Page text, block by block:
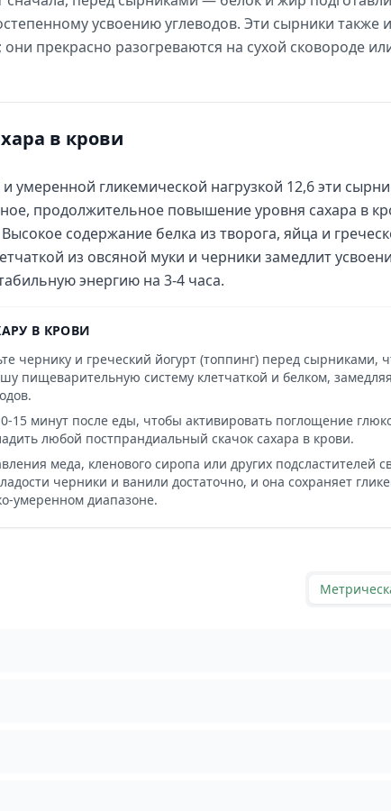
усвоению углеводов. Эти сырники также
прекрасно разогреваются на сухой сковороде
в крови
умеренной гликемической нагрузкой 12,6 эти
продолжительное повышение уровня сахара в
содержание белка из творога, яйца и
из овсяной муки и черники замедлит
энергию на 3-4 часа.
В КРОВИ
чернику и греческий йогурт (топпинг) перед сырниками,
пищеварительную систему клетчаткой и белком,
15 минут после еды, чтобы активировать поглощение
любой постпрандиальный скачок сахара в крови.
меда, кленового сиропа или других подсластителей
черники и ванили достаточно, и она сохраняет
умеренном диапазоне.